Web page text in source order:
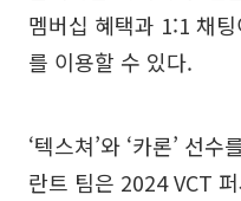
멤버십 혜택과 1:1 채
를 이용할 수 있다.
‘텍스쳐’와 ‘카론’ 선
란트 팀은 2024 VCT